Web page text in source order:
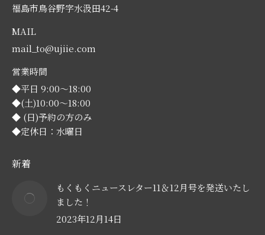
福島市鳥谷野字水汲田42-4
MAIL
mail_to@ujiie.com
営業時間
◆平日 9:00～18:00
◆(土)10:00～18:00
◆ (日)予約の方のみ
◆定休日：水曜日
新着
もくもくニュースレター11＆12月号を発送いたし
ました！
2023年12月14日